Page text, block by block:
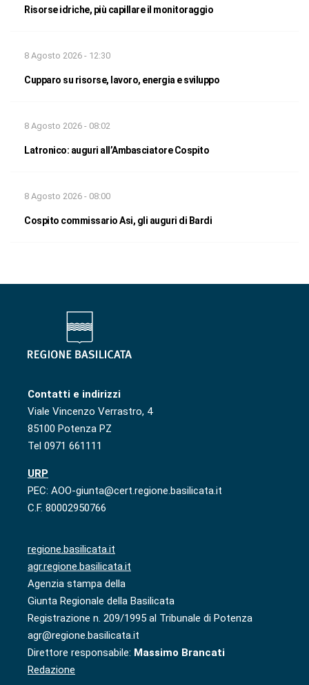
Risorse idriche, più capillare il monitoraggio
8 Agosto 2026 - 12:30
Cupparo su risorse, lavoro, energia e sviluppo
8 Agosto 2026 - 08:02
Latronico: auguri all’Ambasciatore Cospito
8 Agosto 2026 - 08:00
Cospito commissario Asi, gli auguri di Bardi
Contatti e indirizzi
Viale Vincenzo Verrastro, 4
85100 Potenza PZ
Tel 0971 661111
URP
PEC: AOO-giunta@cert.regione.basilicata.it
C.F. 80002950766
regione.basilicata.it
agr.regione.basilicata.it
Agenzia stampa della
Giunta Regionale della Basilicata
Registrazione n. 209/1995 al Tribunale di Potenza
agr@regione.basilicata.it
Direttore responsabile: Massimo Brancati
Redazione